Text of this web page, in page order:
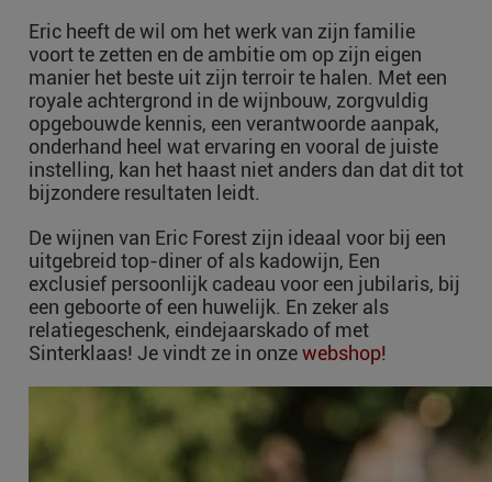
Eric heeft de wil om het werk van zijn familie
voort te zetten en de ambitie om op zijn eigen
manier het beste uit zijn terroir te halen. Met een
royale achtergrond in de wijnbouw, zorgvuldig
opgebouwde kennis, een verantwoorde aanpak,
onderhand heel wat ervaring en vooral de juiste
instelling, kan het haast niet anders dan dat dit tot
bijzondere resultaten leidt.
De wijnen van Eric Forest zijn ideaal voor bij een
uitgebreid top-diner of als kadowijn, Een
exclusief persoonlijk cadeau voor een jubilaris, bij
een geboorte of een huwelijk. En zeker als
relatiegeschenk, eindejaarskado of met
Sinterklaas! Je vindt ze in onzewebshop!